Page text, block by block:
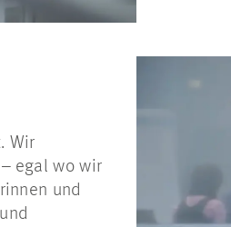
Wir
egal wo wir
und